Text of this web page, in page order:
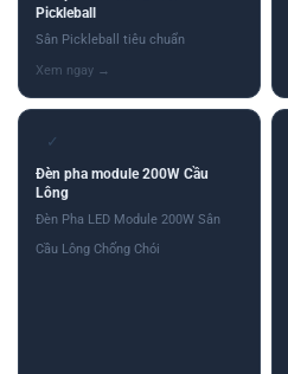
Pickleball
Sân Pickleball tiêu chuẩn
✓
Đèn pha module 200W Cầu
Lông
Đèn Pha LED Module 200W Sân
Cầu Lông Chống Chói